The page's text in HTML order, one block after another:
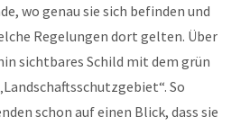
wo genau sie sich befinden und
Regelungen dort gelten. Über
sichtbares Schild mit dem grün
So
schon auf einen Blick, dass sie